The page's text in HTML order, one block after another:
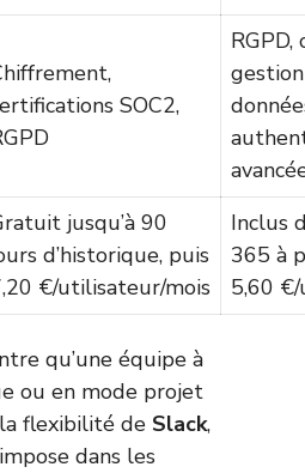
SOC2,
RGPD,
jusqu’à 90
d’historique, puis
€/utilisateur/mois
Inclus
365 à
5,60
qu’une équipe à
ou en mode projet
flexibilité de Slack,
dans les